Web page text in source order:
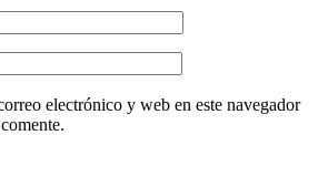
electrónico y web en este navegador